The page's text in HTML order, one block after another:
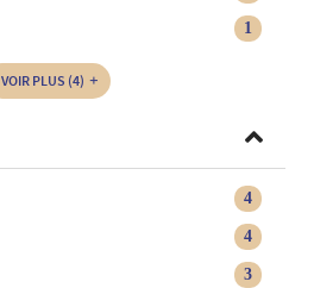
1
VOIR PLUS (4)
4
4
3